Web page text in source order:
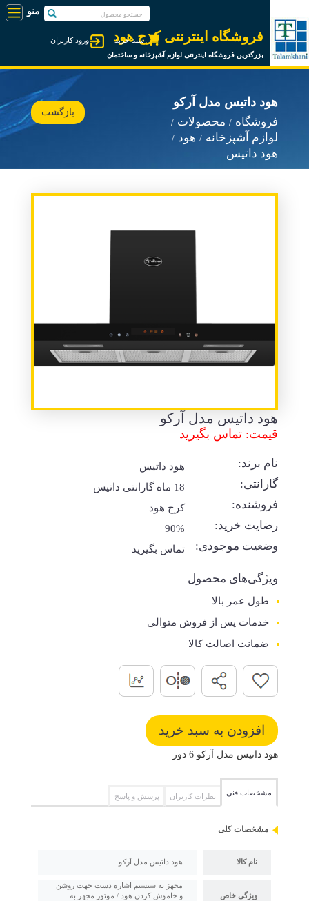
فروشگاه اینترنتی کرج هود
بزرگترین فروشگاه اینترنتی لوازم آشپزخانه و ساختمان
ورود کاربران سبد خرید
هود داتیس مدل آرکو
فروشگاه
محصولات
لوازم آشپزخانه
هود
هود داتیس
بازگشت
هود داتیس مدل آرکو
قیمت: تماس بگیرید
نام برند: هود داتیس
گارانتی: 18 ماه گارانتی داتیس
فروشنده: کرج هود
رضایت خرید: 90%
وضعیت موجودی: تماس بگیرید
ویژگی‌های محصول
طول عمر بالا
خدمات پس از فروش متوالی
ضمانت اصالت کالا
هود داتیس مدل آرکو 6 دور
مشخصات فنی نظرات کاربران پرسش و پاسخ
مشخصات کلی
نام کالا هود داتیس مدل آرکو
ویژگی خاص
مجهز به سیستم اشاره دست جهت روشن
و خاموش کردن هود / موتور مجهز به